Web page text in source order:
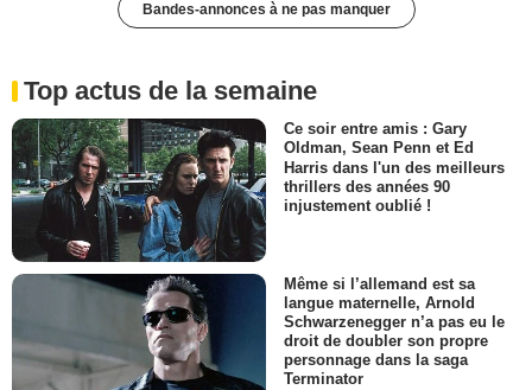
Bandes-annonces à ne pas manquer
Top actus de la semaine
Ce soir entre amis : Gary
Oldman, Sean Penn et Ed
Harris dans l'un des meilleurs
thrillers des années 90
injustement oublié !
Même si l’allemand est sa
langue maternelle, Arnold
Schwarzenegger n’a pas eu le
droit de doubler son propre
personnage dans la saga
Terminator